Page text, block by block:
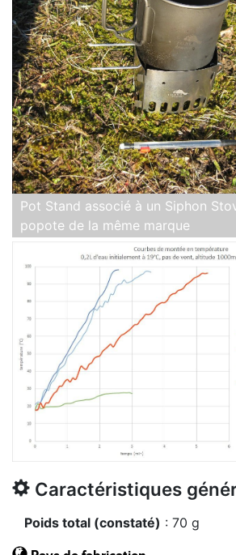
Pot Stand associé à un Siphon
popote de la même marque
Caractéristiques
Poids total (constaté) : 70 g